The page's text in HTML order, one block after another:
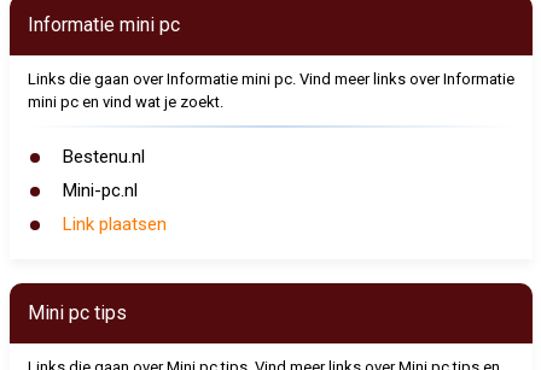
Informatie mini pc
Links die gaan over Informatie mini pc. Vind meer links over Informatie
mini pc en vind wat je zoekt.
Bestenu.nl
Mini-pc.nl
Link plaatsen
Mini pc tips